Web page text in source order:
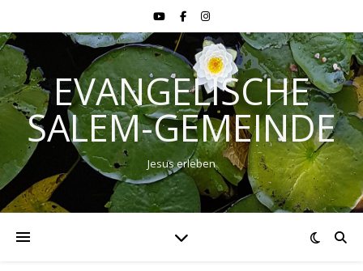
EVANGELISCHE
SALEM-GEMEINDE
Jesus erleben